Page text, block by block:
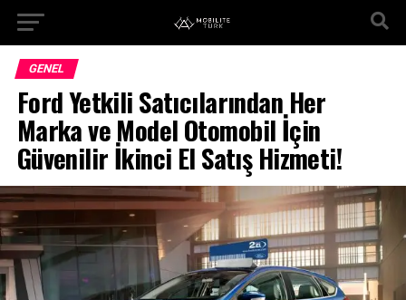
GENEL
Ford Yetkili Satıcılarından Her
Marka ve Model Otomobil İçin
Güvenilir İkinci El Satış Hizmeti!